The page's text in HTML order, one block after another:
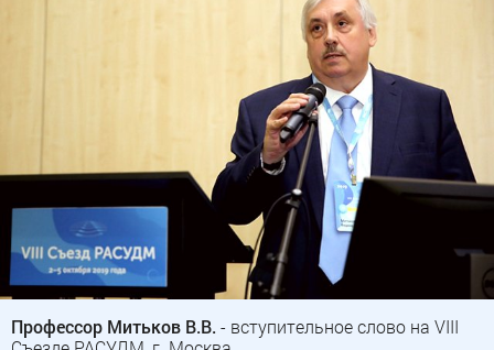
Профессор Митьков В.В. - вступительное слово на VIII